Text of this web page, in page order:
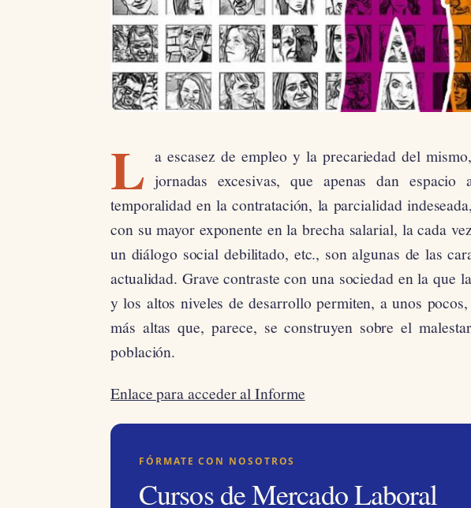
L a escasez de empleo y la precariedad del
jornadas excesivas, que apenas dan
temporalidad en la contratación, la parcialidad
con su mayor exponente en la brecha salarial, la cada
un diálogo social debilitado, etc., son algunas de las
actualidad. Grave contraste con una sociedad en la que
y los altos niveles de desarrollo permiten, a unos
más altas que, parece, se construyen sobre el
población.
Enlace para acceder al Informe
FÓRMATE CON NOSOTROS
Cursos de Mercado Laboral